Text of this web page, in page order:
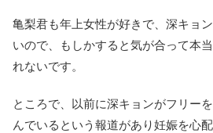
亀梨君も年上女性が好きで、深キョ
いので、もしかすると気が合って本
れないです。
ところで、以前に深キョンがフリー
んでいるという報道があり妊娠を心